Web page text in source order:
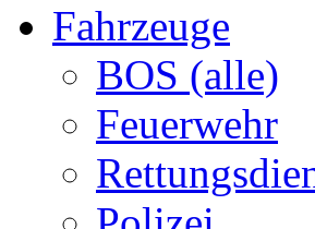
Fahrzeuge
BOS (alle)
Feuerwehr